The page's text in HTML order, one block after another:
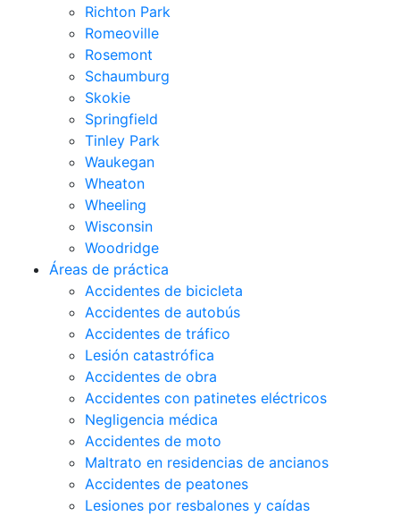
Richton Park
Romeoville
Rosemont
Schaumburg
Skokie
Springfield
Tinley Park
Waukegan
Wheaton
Wheeling
Wisconsin
Woodridge
Áreas de práctica
Accidentes de bicicleta
Accidentes de autobús
Accidentes de tráfico
Lesión catastrófica
Accidentes de obra
Accidentes con patinetes eléctricos
Negligencia médica
Accidentes de moto
Maltrato en residencias de ancianos
Accidentes de peatones
Lesiones por resbalones y caídas